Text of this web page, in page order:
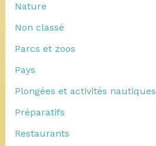
Nature
Non classé
Parcs et zoos
Pays
Plongées et activités nautiques
Préparatifs
Restaurants